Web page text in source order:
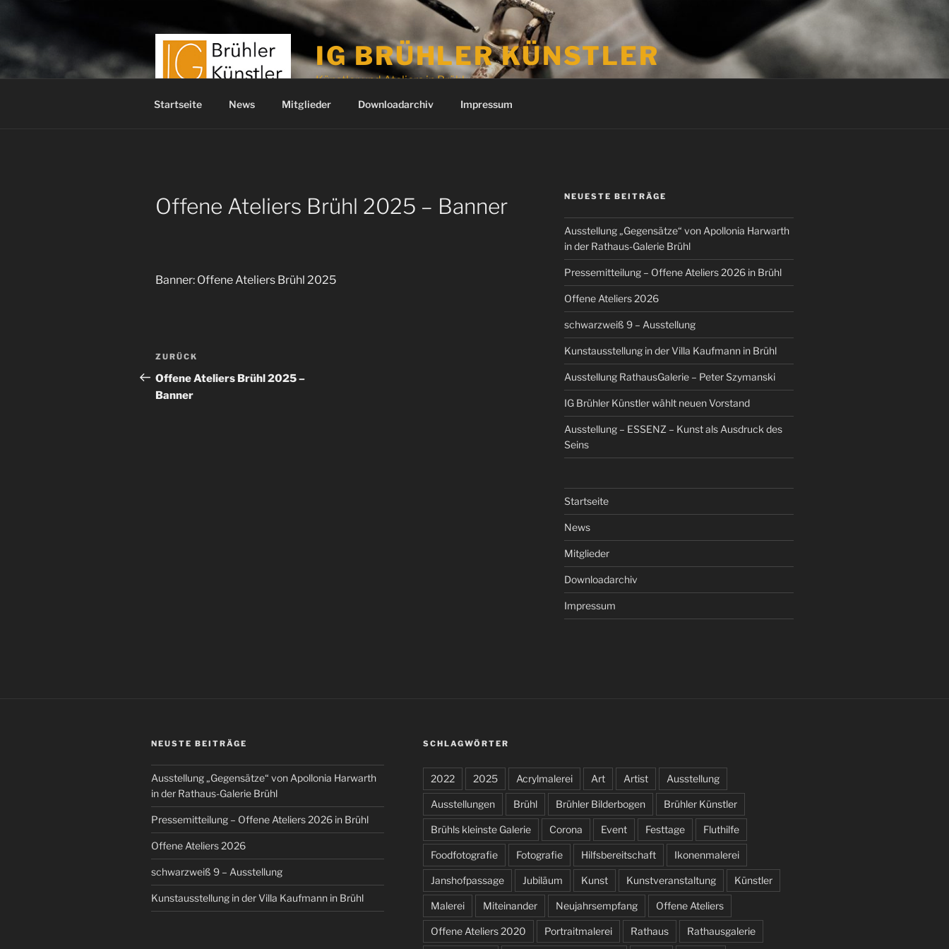
springen
IG BRÜHLER KÜNSTLER
Künstler und Ateliers in Brühl
Startseite News Mitglieder Downloadarchiv Impressum
Offene Ateliers Brühl 2025 – Banner
Banner: Offene Ateliers Brühl 2025
Beitragsnavigation
Vorheriger
Beitrag
ZURÜCK
Offene Ateliers Brühl 2025 –
Banner
NEUESTE BEITRÄGE
Ausstellung „Gegensätze“ von Apollonia Harwarth
in der Rathaus-Galerie Brühl
Pressemitteilung – Offene Ateliers 2026 in Brühl
Offene Ateliers 2026
schwarzweiß 9 – Ausstellung
Kunstausstellung in der Villa Kaufmann in Brühl
Ausstellung RathausGalerie – Peter Szymanski
IG Brühler Künstler wählt neuen Vorstand
Ausstellung – ESSENZ – Kunst als Ausdruck des
Seins
Startseite
News
Mitglieder
Downloadarchiv
Impressum
NEUSTE BEITRÄGE
Ausstellung „Gegensätze“ von Apollonia Harwarth
in der Rathaus-Galerie Brühl
Pressemitteilung – Offene Ateliers 2026 in Brühl
Offene Ateliers 2026
schwarzweiß 9 – Ausstellung
Kunstausstellung in der Villa Kaufmann in Brühl
SCHLAGWÖRTER
2022 2025 Acrylmalerei Art Artist Ausstellung
Ausstellungen Brühl Brühler Bilderbogen Brühler Künstler
Brühls kleinste Galerie Corona Event Festtage Fluthilfe
Foodfotografie Fotografie Hilfsbereitschaft Ikonenmalerei
Janshofpassage Jubiläum Kunst Kunstveranstaltung Künstler
Malerei Miteinander Neujahrsempfang Offene Ateliers
Offene Ateliers 2020 Portraitmalerei Rathaus Rathausgalerie